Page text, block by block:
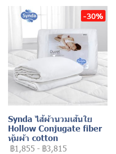
-30%
Synda ไส้ผ้านวมเส้นใย
Hollow Conjugate fiber
หุ้มผ้า cotton
฿1,855 - ฿3,815